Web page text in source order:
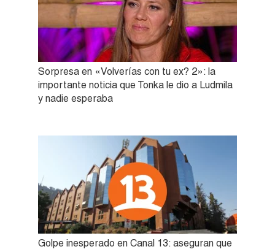
Sorpresa en «Volverías con tu ex? 2»: la
importante noticia que Tonka le dio a Ludmila
y nadie esperaba
Golpe inesperado en Canal 13: aseguran que